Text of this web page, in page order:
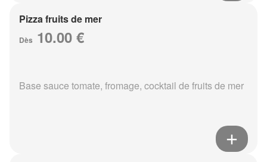
Pizza fruits de mer
Dès 10.00 €
Base sauce tomate, fromage, cocktail de fruits de mer